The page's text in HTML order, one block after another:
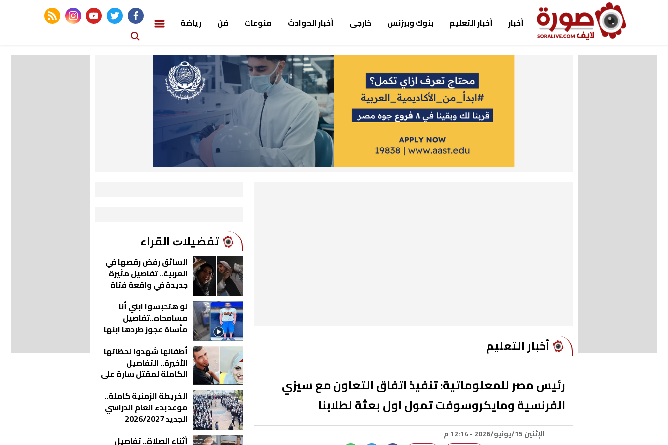
أخبار أخبار التعليم بنوك وبيزنس خارجى أخبار الحوادث منوعات فن رياضة
facebook
twitter
youtube
instagram
rss feed
أخبار التعليم
رئيس مصر للمعلوماتية: تنفيذ اتفاق التعاون مع سيزي
الفرنسية ومايكروسوفت تمول اول بعثة لطلابنا
الإثنين 15/يونيو/2026 - 12:14 م
ﺗﻔﻀﻴﻼﺕ اﻟﻘﺮاء
السائق رفض رقصها في
العربية.. تفاصيل مثيرة
جديدة في واقعة فتاة
لو هتحبسوا ابني أنا
مسامحاه..تفاصيل
مأساة عجوز طردها ابنها
فيديو
أطفالها شهدوا لحظاتها
الأخيرة.. التفاصيل
الكاملة لمقتل سارة على
الخريطة الزمنية كاملة..
موعد بدء العام الدراسي
الجديد 2026/2027
أثناء الصلاة.. تفاصيل